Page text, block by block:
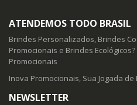
ATENDEMOS TODO BRASIL
Brindes Personalizados, Brindes
Promocionais e Brindes
Promocionais
Inova Promocionais, Sua Jogada
NEWSLETTER